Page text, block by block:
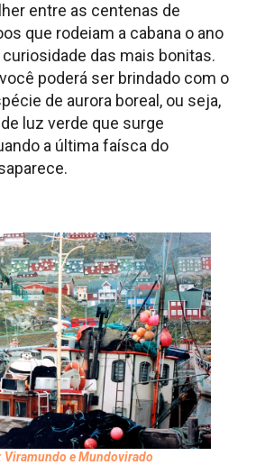
entre as centenas de
que rodeiam a cabana o ano
curiosidade das mais bonitas.
poderá ser brindado com o
de aurora boreal, ou seja,
luz verde que surge
a última faísca do
Viramundo e Mundovirado